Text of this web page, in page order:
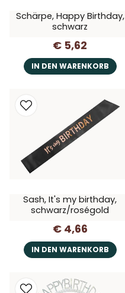
Schärpe, Happy Birthday,
schwarz
€ 5,62
IN DEN WARENKORB
Sash, It's my birthday,
schwarz/roségold
€ 4,66
IN DEN WARENKORB